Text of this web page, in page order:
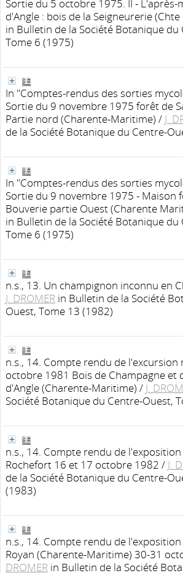
Sortie du 5 octobre 1975. II - L'après-
d'Angle : bois de la Seigneurerie (Chte
in Bulletin de la Société Botanique du
Tome 6 (1975)
In "Comptes-rendus des sorties
Sortie du 9 novembre 1975 forêt de
Partie nord (Charente-Maritime) / J.
de la Société Botanique du Centre-
In "Comptes-rendus des sorties
Sortie du 9 novembre 1975 - Maison
Bouverie partie Ouest (Charente
in Bulletin de la Société Botanique du
Tome 6 (1975)
n.s., 13. Un champignon inconnu en
J. DROMER in Bulletin de la Société
Ouest, Tome 13 (1982)
n.s., 14. Compte rendu de l'excursion
octobre 1981 Bois de Champagne et
d'Angle (Charente-Maritime) / J.
Société Botanique du Centre-Ouest,
n.s., 14. Compte rendu de
Rochefort 16 et 17 octobre 1982 / J.
de la Société Botanique du Centre-
(1983)
n.s., 14. Compte rendu de
Royan (Charente-Maritime) 30-31
DROMER in Bulletin de la Société